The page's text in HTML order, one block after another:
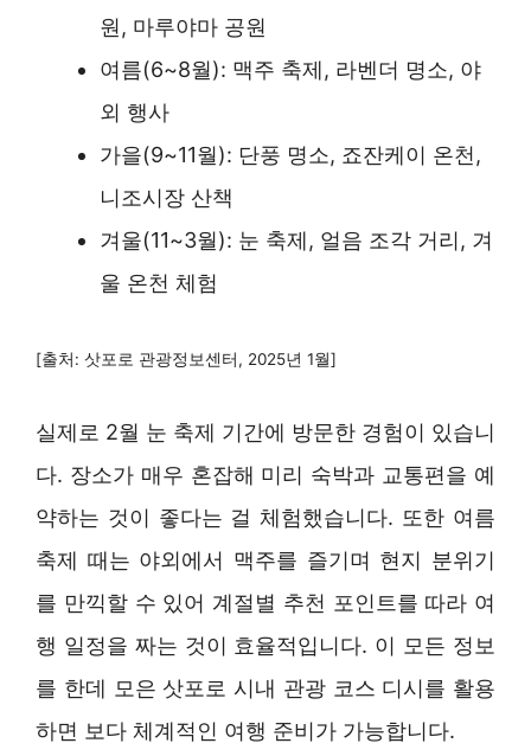
원, 마루야마 공원
여름(6~8월): 맥주 축제, 라벤더 명소, 야
외 행사
가을(9~11월): 단풍 명소, 죠잔케이 온천,
니조시장 산책
겨울(11~3월): 눈 축제, 얼음 조각 거리, 겨
울 온천 체험
[출처: 삿포로 관광정보센터, 2025년 1월]
실제로 2월 눈 축제 기간에 방문한 경험이 있습니
다. 장소가 매우 혼잡해 미리 숙박과 교통편을 예
약하는 것이 좋다는 걸 체험했습니다. 또한 여름
축제 때는 야외에서 맥주를 즐기며 현지 분위기
를 만끽할 수 있어 계절별 추천 포인트를 따라 여
행 일정을 짜는 것이 효율적입니다. 이 모든 정보
를 한데 모은 삿포로 시내 관광 코스 디시를 활용
하면 보다 체계적인 여행 준비가 가능합니다.